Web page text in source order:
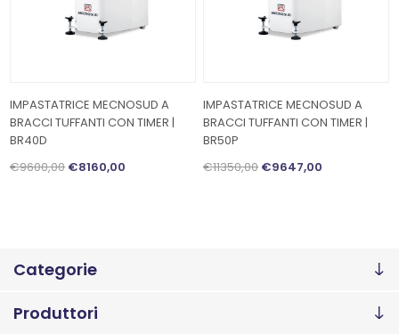
Categorie
Produttori
IMPASTATRICE MECNOSUD A
BRACCI TUFFANTI CON TIMER |
BR40D
€9600,00 €8160,00
IMPASTATRICE MECNOSUD A
BRACCI TUFFANTI CON TIMER |
BR50P
€11350,00€9647,00